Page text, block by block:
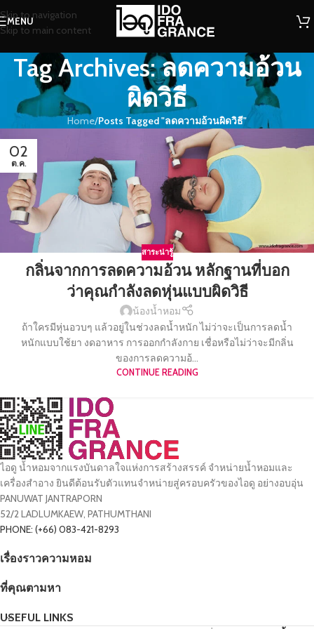
Skip to navigation
Skip to main content
MENU
Tag Archives: ลดความอ้วน
ผิดวิธี
Home/Posts Tagged "ลดความอ้วนผิดวิธี"
02
ต.ค.
สาระน่ารู้
กลิ่นจากการลดความอ้วน หลักฐานที่บอก
ว่าคุณกำลังลดหุ่นแบบผิดวิธี
น้องน้ำหอม
ถ้าใครมีหุ่นอวบๆ แล้วอยู่ในช่วงลดน้ำหนัก ไม่ว่าจะเป็นการลดน้ำ
หนักแบบใช้ยา งดอาหาร การออกกำลังกาย เชื่อหรือไม่ว่าจะมีกลิ่น
ของการลดความอ้...
CONTINUE READING
ไอดู น้ำหอมจากแรงบันดาลใจแห่งการสร้างสรรค์ จำหน่ายน้ำหอมและ
เครื่องสำอาง ยินดีต้อนรับตัวแทนจำหน่ายสู่ครอบครัวของไอดู อย่างอบอุ่น
PANUWAT JANTRAPORN
52/2 LADLUMKAEW, PATHUMTHANI
PHONE: (+66) 083-421-8293
เรื่องราวความหอม
ที่คุณตามหา
USEFUL LINKS